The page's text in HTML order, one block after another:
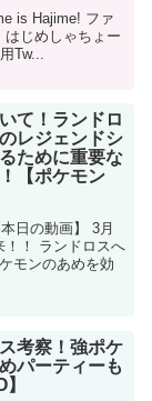
is Hajime! ファ
じめしゃちょー
Tw...
て！ランドロ
レジェンドシ
ために重要な
【ポケモン
日の動画】 3月
！！ ランドロスへ
モンのあめを効
考察！強ポケ
パーティーも